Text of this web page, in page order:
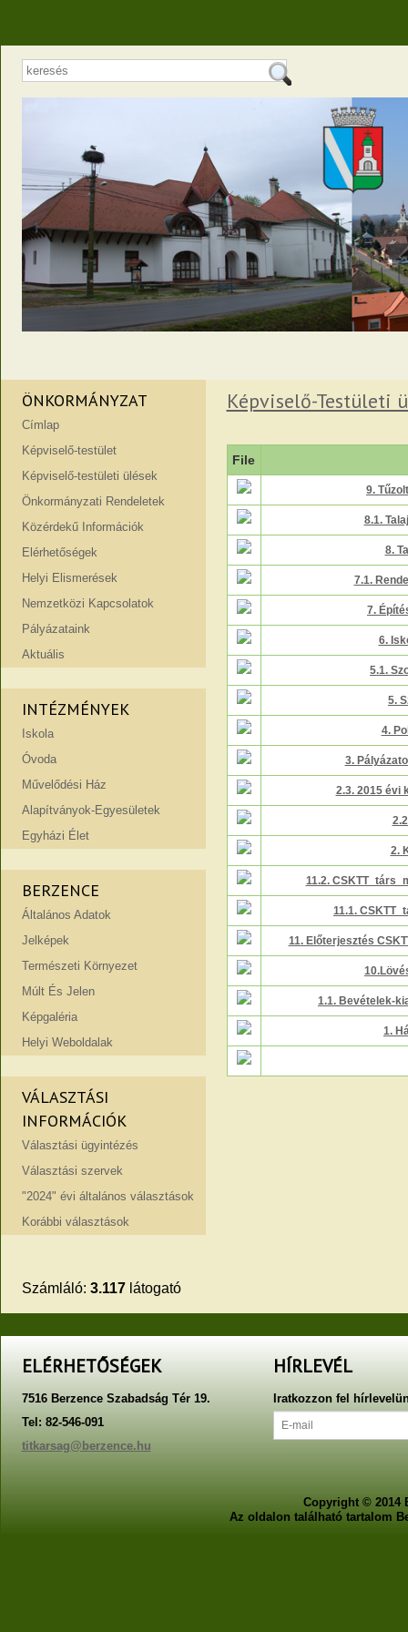
ÖNKORMÁNYZAT
Címlap
Képviselő-testület
Képviselő-testületi ülések
Önkormányzati Rendeletek
Közérdekű Információk
Elérhetőségek
Helyi Elismerések
Nemzetközi Kapcsolatok
Pályázataink
Aktuális
INTÉZMÉNYEK
Iskola
Óvoda
Művelődési Ház
Alapítványok-Egyesületek
Egyházi Élet
BERZENCE
Általános Adatok
Jelképek
Természeti Környezet
Múlt És Jelen
Képgaléria
Helyi Weboldalak
VÁLASZTÁSI
INFORMÁCIÓK
Választási ügyintézés
Választási szervek
"2024" évi általános választások
Korábbi választások
Képviselő-Testületi
File
9.
8.1.
8.
7.1.
7.
6.
5.1.
5.
4.
3.
2.3. 2015 évi
2.
11.2.
11.1.
11. Előterjesztés
1.1. Bevételek-
1.
Számláló: 3.117látogató
ELÉRHETŐSÉGEK
7516 Berzence Szabadság Tér 19.
Tel: 82-546-091
titkarsag@berzence.hu
HÍRLEVÉL
Iratkozzon fel
Copyright © 2014
Az oldalon található tartalom